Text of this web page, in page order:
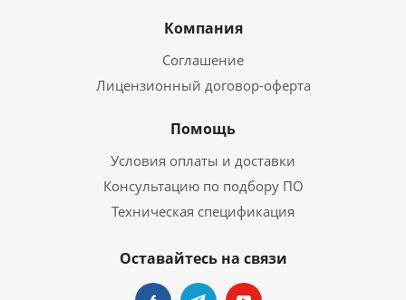
Компания
Соглашение
Лицензионный договор-оферта
Помощь
Условия оплаты и доставки
Консультацию по подбору ПО
Техническая спецификация
Оставайтесь на связи